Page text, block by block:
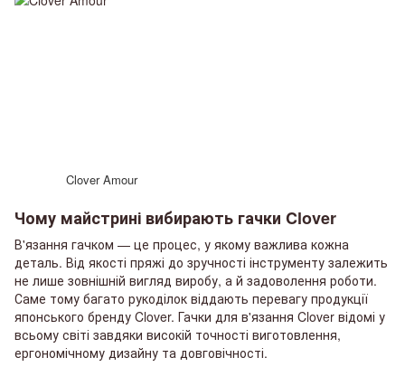
Clover Amour
Чому майстрині вибирають гачки Clover
В'язання гачком — це процес, у якому важлива кожна
деталь. Від якості пряжі до зручності інструменту залежить
не лише зовнішній вигляд виробу, а й задоволення роботи.
Саме тому багато рукоділок віддають перевагу продукції
японського бренду Clover. Гачки для в'язання Clover відомі у
всьому світі завдяки високій точності виготовлення,
ергономічному дизайну та довговічності.